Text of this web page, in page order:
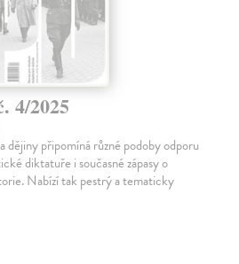
4/2025
dějiny připomíná různé podoby odporu
diktatuře i současné zápasy o
Nabízí tak pestrý a tematicky